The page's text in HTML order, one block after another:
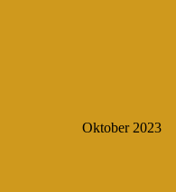
Oktober 2023